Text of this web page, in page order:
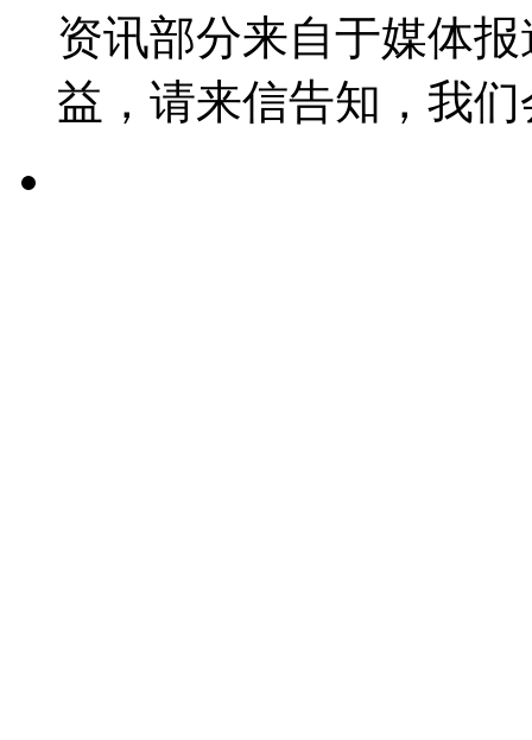
资讯部分来自于媒体
益，请来信告知，我